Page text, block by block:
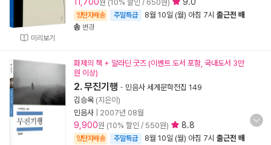
미리보기
원 (10% 할인 / 650원)
양탄자배송 주말특급 8월 10일 (월) 아침 7시 출근전 배
송 변경
화제의 책 + 알라딘 굿즈 (이벤트 도서 포함, 국내도서 3만
원 이상)
2. 무진기행 - 민음사 세계문학전집 149
김승옥 (지은이)
민음사
2007년 08월
9,900원 (10% 할인 / 550원) 8.8
양탄자배송 주말특급 8월 10일 (월) 아침 7시 출근전 배